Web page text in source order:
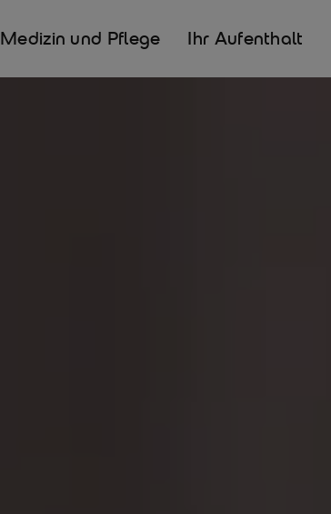
Medizin und Pflege Ihr Aufenthalt